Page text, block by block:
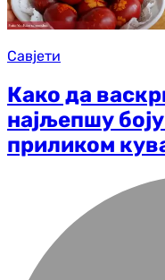
Савјети
Како да
најљепшу
приликом